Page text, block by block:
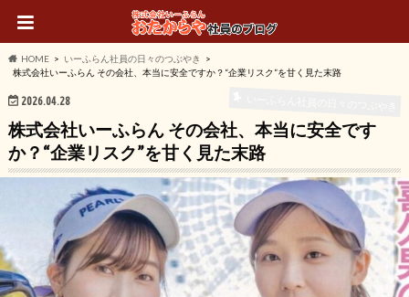
HOME
いーふらん社員の日々のつぶやき
株式会社いーふらん その会社、本当に安全ですか？“企業リスク”を甘く見た末路
2026.04.28
株式会社いーふらん その会社、本当に安全です
か？“企業リスク”を甘く見た末路